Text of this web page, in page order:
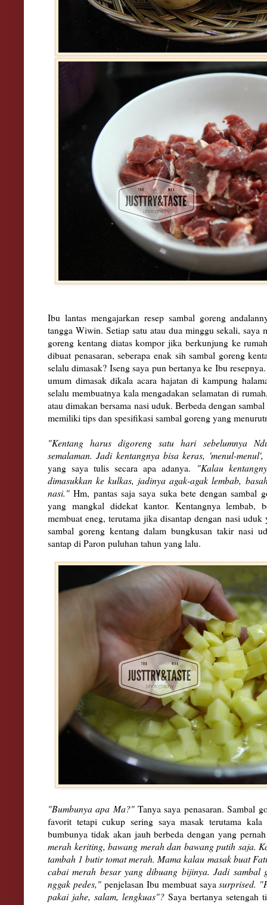
Ibu lantas mengajarkan resep sambal goreng
tangga Wiwin. Setiap satu atau dua minggu sekali, saya
goreng kentang diatas kompor jika berkunjung ke
dibuat penasaran, seberapa enak sih sambal goreng
selalu dimasak? Iseng saya pun bertanya ke Ibu
umum dimasak dikala acara hajatan di kampung
selalu membuatnya kala mengadakan selamatan di
atau dimakan bersama nasi uduk. Berbeda dengan
memiliki tips dan spesifikasi sambal goreng yang
"Kentang harus digoreng satu hari sebelumnya
semalaman. Jadi kentangnya bisa keras, 'menul-
yang saya tulis secara apa adanya.
"Kalau
dimasukkan ke kulkas, jadinya agak-agak lembab,
nasi."Hm, pantas saja saya suka bete dengan sambal
yang mangkal didekat kantor. Kentangnya lembab,
membuat eneg, terutama jika disantap dengan nasi
sambal goreng kentang dalam bungkusan takir nasi
santap di Paron puluhan tahun yang lalu.
"Bumbunya apa Ma?"Tanya saya penasaran. Sambal
favorit tetapi cukup sering saya masak terutama
bumbunya tidak akan jauh berbeda dengan yang
merah keriting, bawang merah dan bawang putih saja.
tambah 1 butir tomat merah. Mama kalau masak buat
cabai merah besar yang dibuang bijinya. Jadi sambal
nggak pedes," penjelasan Ibu membuat saya surprised.
pakai jahe, salam, lengkuas"? Saya bertanya setengah